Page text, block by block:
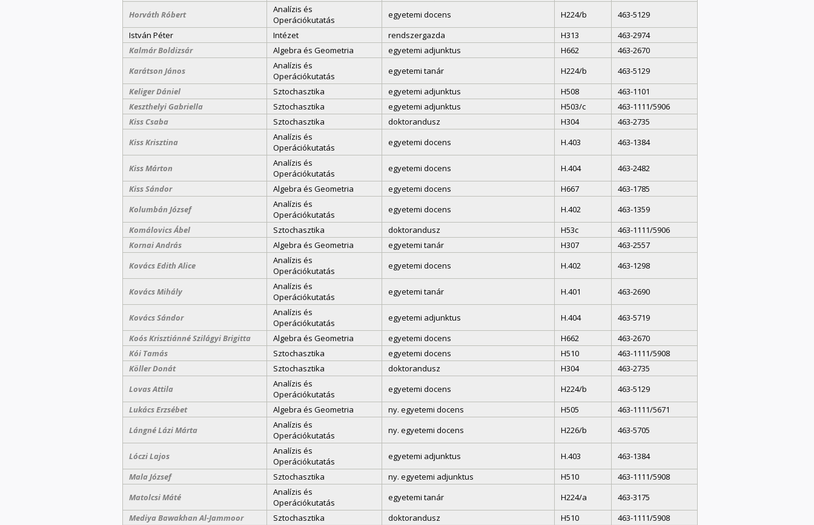
Horváth Róbert
Analízis és
Operációkutatás
egyetemi docens H224/b
463-5129
István Péter
Intézet rendszergazda H313
463-2974
Kalmár Boldizsár
Algebra és Geometria egyetemi adjunktus H662
463-2670
Karátson János
Analízis és
Operációkutatás
egyetemi tanár H224/b
463-5129
Keliger Dániel
Sztochasztika egyetemi adjunktus H508
463-1101
Keszthelyi Gabriella
Sztochasztika egyetemi adjunktus H503/c
463-1111/5906
Kiss Csaba
Sztochasztika doktorandusz H304
463-2735
Kiss Krisztina
Analízis és
Operációkutatás
egyetemi docens H.403 463-1384
Kiss Márton
Analízis és
Operációkutatás
egyetemi docens H.404
463-2482
Kiss Sándor
Algebra és Geometria egyetemi docens H667
463-1785
Kolumbán József
Analízis és
Operációkutatás
egyetemi docens H.402
463-1359
Komálovics Ábel
Sztochasztika doktorandusz H53c
463-1111/5906
Kornai András
Algebra és Geometria egyetemi tanár H307
463-2557
Kovács Edith Alice
Analízis és
Operációkutatás
egyetemi docens H.402 463-1298
Kovács Mihály
Analízis és
Operációkutatás
egyetemi tanár H.401 463-2690
Kovács Sándor
Analízis és
Operációkutatás
egyetemi adjunktus H.404
463-5719
Koós Krisztiánné Szilágyi Brigitta
Algebra és Geometria egyetemi docens H662
463-2670
Kói Tamás
Sztochasztika egyetemi docens H510
463-1111/5908
Köller Donát
Sztochasztika doktorandusz H304
463-2735
Lovas Attila
Analízis és
Operációkutatás
egyetemi docens H224/b
463-5129
Lukács Erzsébet
Algebra és Geometria ny. egyetemi docens H505
463-1111/5671
Lángné Lázi Márta
Analízis és
Operációkutatás
ny. egyetemi docens H226/b 463-5705
Lóczi Lajos
Analízis és
Operációkutatás
egyetemi adjunktus H.403
463-1384
Mala József
Sztochasztika ny. egyetemi adjunktus H510
463-1111/5908
Matolcsi Máté
Analízis és
Operációkutatás
egyetemi tanár H224/a
463-3175
Mediya Bawakhan Al-Jammoor
Sztochasztika doktorandusz H510
463-1111/5908